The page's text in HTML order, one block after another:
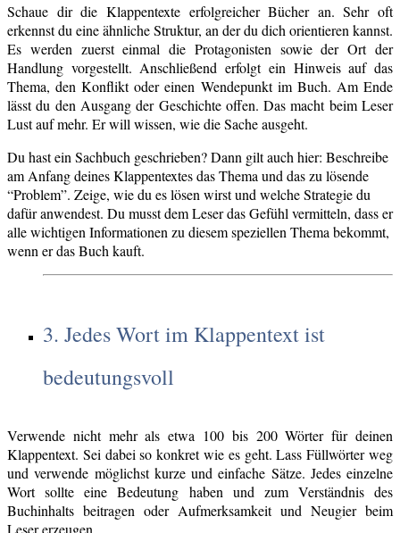
Schaue dir die Klappentexte erfolgreicher Bücher an. Sehr oft
erkennst du eine ähnliche Struktur, an der du dich orientieren kannst.
Es werden zuerst einmal die Protagonisten sowie der Ort der
Handlung vorgestellt. Anschließend erfolgt ein Hinweis auf das
Thema, den Konflikt oder einen Wendepunkt im Buch. Am Ende
lässt du den Ausgang der Geschichte offen. Das macht beim Leser
Lust auf mehr. Er will wissen, wie die Sache ausgeht.
Du hast ein Sachbuch geschrieben? Dann gilt auch hier: Beschreibe
am Anfang deines Klappentextes das Thema und das zu lösende
“Problem”. Zeige, wie du es lösen wirst und welche Strategie du
dafür anwendest. Du musst dem Leser das Gefühl vermitteln, dass er
alle wichtigen Informationen zu diesem speziellen Thema bekommt,
wenn er das Buch kauft.
3. Jedes Wort im Klappentext ist
bedeutungsvoll
Verwende nicht mehr als etwa 100 bis 200 Wörter für deinen
Klappentext. Sei dabei so konkret wie es geht. Lass Füllwörter weg
und verwende möglichst kurze und einfache Sätze. Jedes einzelne
Wort sollte eine Bedeutung haben und zum Verständnis des
Buchinhalts beitragen oder Aufmerksamkeit und Neugier beim
Leser erzeugen.